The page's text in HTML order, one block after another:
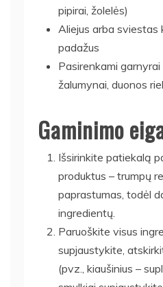
pipirai, žolelės)
Aliejus arba sviestas
padažus
Pasirenkami garnyrai
žalumynai, duonos
Gaminimo
Išsirinkite patiekalą
produktus – trumpų
paprastumas, todėl
ingredientų.
Paruoškite visus
supjaustykite,
(pvz., kiaušinius –